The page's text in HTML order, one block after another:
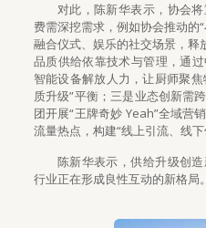
对此，陈新华表示，协会
费需深挖需求，例如协会推动的
融合仪式、娱乐的社交场景，释
品质供给依靠技术与管理，通
智能设备解放人力，让厨师聚
质升级”平衡；三是业态创新需
团开展“王牌奇妙 Yeah”全域营
流量热点，构建“线上引流、线下
陈新华表示，供给升级创
行业正在形成良性互动的新格局。